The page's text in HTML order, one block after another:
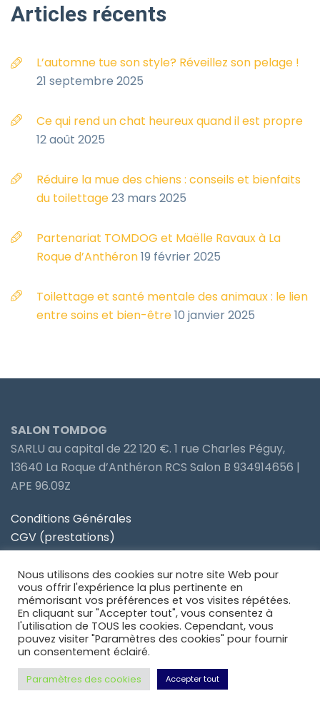
Articles récents
L’automne tue son style? Réveillez son pelage !
21 septembre 2025
Ce qui rend un chat heureux quand il est propre
12 août 2025
Réduire la mue des chiens : conseils et bienfaits
du toilettage23 mars 2025
Partenariat TOMDOG et Maëlle Ravaux à La
Roque d’Anthéron19 février 2025
Toilettage et santé mentale des animaux : le lien
entre soins et bien-être10 janvier 2025
SALON TOMDOG
SARLU au capital de 22 120 €. 1 rue Charles Péguy,
13640 La Roque d’Anthéron RCS Salon B 934914656 |
APE 96.09Z
Conditions Générales
CGV (prestations)
Politique de confidentialité
Site partenaire Toiletteur Nos Avis
Site partenaire Anidom
Nous utilisons des cookies sur notre site Web pour
vous offrir l'expérience la plus pertinente en
mémorisant vos préférences et vos visites répétées.
En cliquant sur "Accepter tout", vous consentez à
l'utilisation de TOUS les cookies. Cependant, vous
pouvez visiter "Paramètres des cookies" pour fournir
un consentement éclairé.
Paramètres des cookies Accepter tout